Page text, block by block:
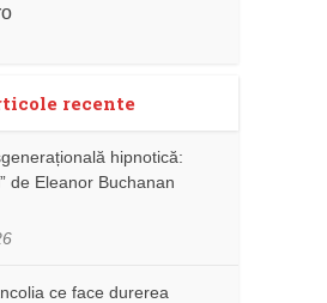
recente
hipnotică:
de Eleanor Buchanan
ce face durerea